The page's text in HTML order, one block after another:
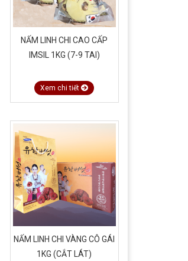
NẤM LINH CHI CAO CẤP
IMSIL 1KG (7-9 TAI)
Xem chi tiết
NẤM LINH CHI VÀNG CÔ GÁI
1KG (CẮT LÁT)